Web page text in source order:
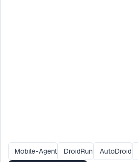
Mobile-Agent DroidRun AutoDroid